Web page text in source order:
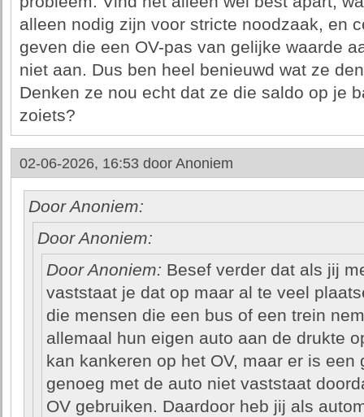
alleen nodig zijn voor stricte noodzaak, en
geven die een OV-pas van gelijke waarde
niet aan. Dus ben heel benieuwd wat ze
Denken ze nou echt dat ze die saldo op je
zoiets?
02-06-2026, 16:53 door Anoniem
Door Anoniem:
Door Anoniem:
Door Anoniem: Besef verder dat als jij
vaststaat je dat op maar al te veel
die mensen die een bus of een trein
allemaal hun eigen auto aan de drukte
kan kankeren op het OV, maar er is
genoeg met de auto niet vaststaat
OV gebruiken. Daardoor heb jij als